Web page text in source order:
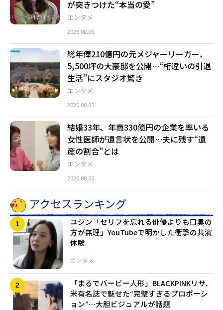
エンタメ
が突きつけた“本当の愛”
2026.08.05
エンタメ
総年俸210億円の元メジャーリーガー、
5,500坪の大豪邸を公開…“桁違いの引退
生活”にスタジオ驚き
2026.08.05
エンタメ
結婚33年、年商330億円の企業を率いる
女性医師が遺言状を公開…夫に残す“遺
産の割合”とは
2026.08.05
アクセスランキング
エンタメ
ユジン「セリフを忘れる俳優よりも口臭の
方が無理」YouTubeで明かした衝撃の共演
体験
「まるでバービー人形」BLACKPINKリサ、
米有名誌で魅せた“完璧すぎるプロポーシ
ョン”…大胆ビジュアルが話題